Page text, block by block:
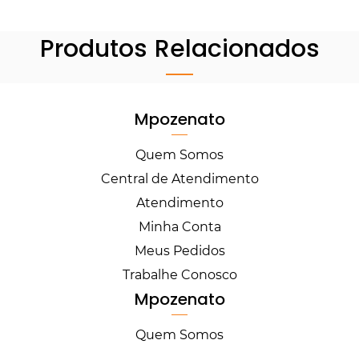
Produtos Relacionados
Mpozenato
Quem Somos
Central de Atendimento
Atendimento
Minha Conta
Meus Pedidos
Trabalhe Conosco
Mpozenato
Quem Somos